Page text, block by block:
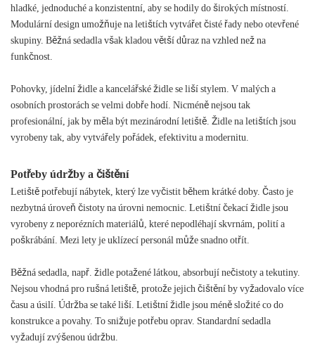
hladké, jednoduché a konzistentní, aby se hodily do širokých místností.
Modulární design umožňuje na letištích vytvářet čisté řady nebo otevřené
skupiny. Běžná sedadla však kladou větší důraz na vzhled než na
funkčnost.
Pohovky, jídelní židle a kancelářské židle se liší stylem. V malých a
osobních prostorách se velmi dobře hodí. Nicméně nejsou tak
profesionální, jak by měla být mezinárodní letiště. Židle na letištích jsou
vyrobeny tak, aby vytvářely pořádek, efektivitu a modernitu.
Potřeby údržby a čištění
Letiště potřebují nábytek, který lze vyčistit během krátké doby. Často je
nezbytná úroveň čistoty na úrovni nemocnic. Letištní čekací židle jsou
vyrobeny z neporézních materiálů, které nepodléhají skvrnám, polití a
poškrábání. Mezi lety je uklízecí personál může snadno otřít.
Běžná sedadla, např. židle potažené látkou, absorbují nečistoty a tekutiny.
Nejsou vhodná pro rušná letiště, protože jejich čištění by vyžadovalo více
času a úsilí. Údržba se také liší. Letištní židle jsou méně složité co do
konstrukce a povahy. To snižuje potřebu oprav. Standardní sedadla
vyžadují zvýšenou údržbu.